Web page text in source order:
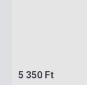
5 350 Ft